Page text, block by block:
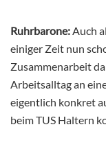
Ruhrbarone:Auch
einiger Zeit nun
Zusammenarbeit
Arbeitsalltag an
eigentlich konkret
beim TUS Haltern